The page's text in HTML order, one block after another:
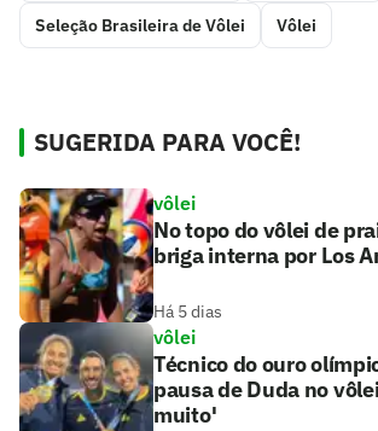
Seleção Brasileira de Vôlei Vôlei
SUGERIDA PARA VOCÊ!
vôlei
No topo do vôlei de
briga interna por Los
Há 5 dias
vôlei
Técnico do ouro
pausa de Duda no
muito'